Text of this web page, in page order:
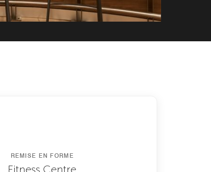
REMISE EN FORME
Fitness Centre